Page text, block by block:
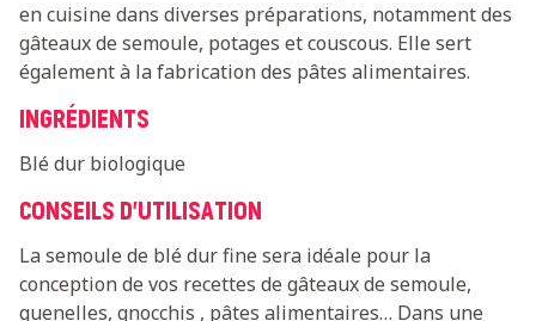
en cuisine dans diverses préparations, notamment des
gâteaux de semoule, potages et couscous. Elle sert
également à la fabrication des pâtes alimentaires.
INGRÉDIENTS
Blé dur biologique
CONSEILS D'UTILISATION
La semoule de blé dur fine sera idéale pour la
conception de vos recettes de gâteaux de semoule,
quenelles, gnocchis , pâtes alimentaires… Dans une